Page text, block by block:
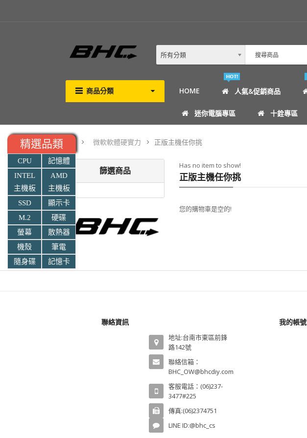
所有分類
商品分類 HOME 人氣&促銷商品
迷你電腦專區 十銓專區
微軟軟體硬實力 正版主機任你挑
篩選商品
精選品類
CPU
記憶體
INTEL
主機板
AMD
主機板
SSD
顯示卡
M.2
硬碟
螢幕
散熱器
機殼
筆電
隨身碟
記憶卡
燒錄機
液晶螢幕
M.2 SSD 固態硬碟
各式散熱裝置/一體式水冷
網路通訊
NAS
INTEL 極致效能
TEAM 十銓專區(客訂)
Has no item to show!
正版主機任你挑
您的購物車是空的!
聯絡資訊
地址:台南市東區前鋒
路142號
聯絡信箱：
BHC_OW@bhcdiy.com
客服電話：(06)237-
3477#225
傳真:(06)2374751
LINE ID:@bhc_cs
我的帳號